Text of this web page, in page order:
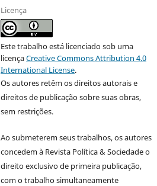
Licença
Este trabalho está licenciado sob uma
licençaCreative Commons Attribution 4.0
International License.
Os autores retêm os direitos autorais e
direitos de publicação sobre suas obras,
sem restrições.
Ao submeterem seus trabalhos, os autores
concedem à Revista Política & Sociedade o
direito exclusivo de primeira publicação,
com o trabalho simultaneamente